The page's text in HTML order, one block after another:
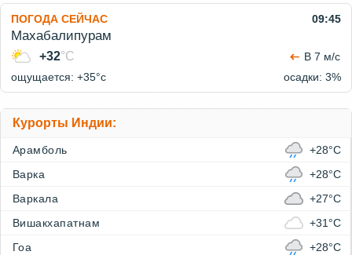
ПОГОДА СЕЙЧАС 09:45
Махабалипурам
+32°C
В 7 м/с
ощущается: +35°c
осадки: 3%
Курорты Индии:
Арамболь
+28°C
Варка
+28°C
Варкала
+27°C
Вишакхапатнам
+31°C
Гоа
+28°C